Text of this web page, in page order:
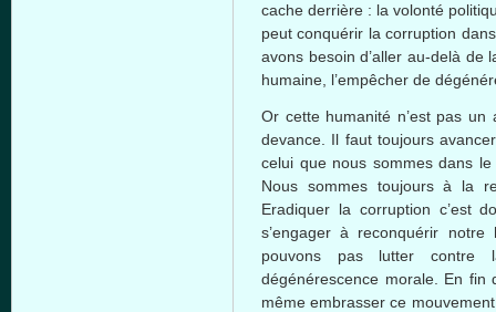
cache derrière : la volonté
peut conquérir la corruption dans
avons besoin d’aller au-delà de
humaine l’empêcher de
Or cette humanité n’estpas un
devance . Il faut toujours avancer
celui que nous sommes dans
Nous sommes toujours à la
Eradiquer la corruption c’est
s’engager à reconquérir notre
pouvons pas lutter contre
dégénérescence morale. En fin
même embrasser ce mouvement